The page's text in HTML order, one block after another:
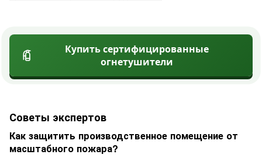
Купить сертифицированные
огнетушители
Советы экспертов
Как защитить производственное помещение от
масштабного пожара?